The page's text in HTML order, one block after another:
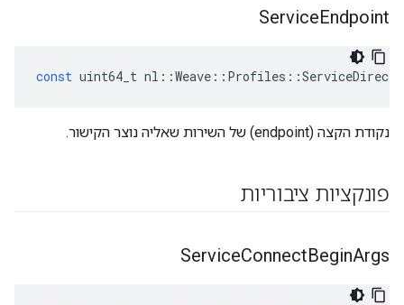
ServiceEndpoint
const uint64_t nl ::Weave :: Profiles ::
נקודת הקצה (endpoint) של השירות שאליה נוצר הקישור.
פונקציות ציבוריות
ServiceConnectBeginArgs